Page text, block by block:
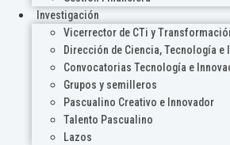
Investigación
Vicerrector de CTi y
Dirección de Ciencia, Tecnología e
Convocatorias Tecnología e
Grupos y semilleros
Pascualino Creativo e Innovador
Talento Pascualino
Lazos